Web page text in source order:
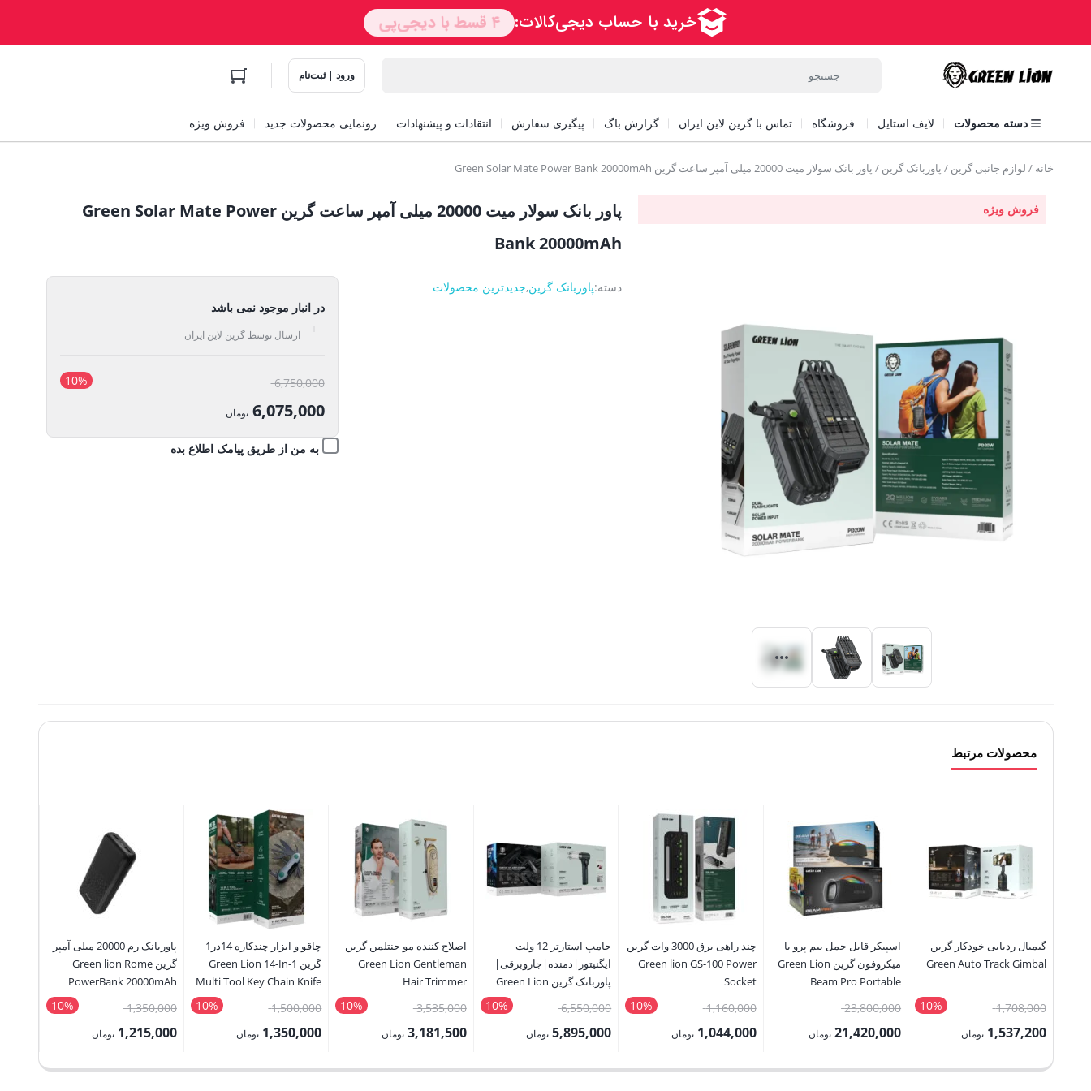
ورود | ثبت‌نام
دسته محصولات لایف استایل فروشگاه تماس با گرین لاین ایران گزارش باگ پیگیری سفارش انتقادات و پیشنهادات رونمایی محصولات جدید فروش ویژه
خانه / لوازم جانبی گرین / پاوربانک گرین / پاور بانک سولار میت 20000 میلی آمپر ساعت گرین Green Solar Mate Power Bank 20000mAh
فروش ویژه
پاور بانک سولار میت 20000 میلی آمپر ساعت گرین Green Solar Mate Power
Bank 20000mAh
دسته:پاوربانک گرین,جدیدترین محصولات
در انبار موجود نمی باشد
ارسال توسط گرین لاین ایران
10% 6,750,000قیمت
اصلی:
بود.
6,075,000 تومان
قیمت
فعلی:
به من از طریق پیامک اطلاع بده
محصولات مرتبط
گیمبال ردیابی خودکار گرین
Green Auto Track Gimbal
10% 1,708,000قیمت
اصلی:
بود.
1,537,200 تومان
اسپیکر قابل حمل بیم پرو با
میکروفون گرین Green Lion
Beam Pro Portable
120W
23,800,000قیمت
اصلی:
بود.
21,420,000 تومان
چند راهی برق 3000 وات گرین
Green lion GS-100 Power
Socket
10% 1,160,000قیمت
اصلی:
بود.
1,044,000 تومان
جامپ استارتر 12 ولت
ایگنیتور|دمنده|جاروبرقی|
پاوربانک گرین Green Lion
Starter|Blower|Vacuum|PowerBank
10% 6,550,000قیمت
اصلی:
بود.
5,895,000 تومان
اصلاح کننده مو جنتلمن گرین
Green Lion Gentleman
Hair Trimmer
10% 3,535,000قیمت
اصلی:
بود.
3,181,500 تومان
چاقو و ابزار چندکاره 14در1
گرین Green Lion 14-In-1
Multi Tool Key Chain Knife
10% 1,500,000قیمت
اصلی:
بود.
1,350,000 تومان
پاوربانک رم 20000 میلی آمپر
گرین Green lion Rome
PowerBank 20000mAh
10% 1,350,000قیمت
اصلی:
بود.
1,215,000 تومان